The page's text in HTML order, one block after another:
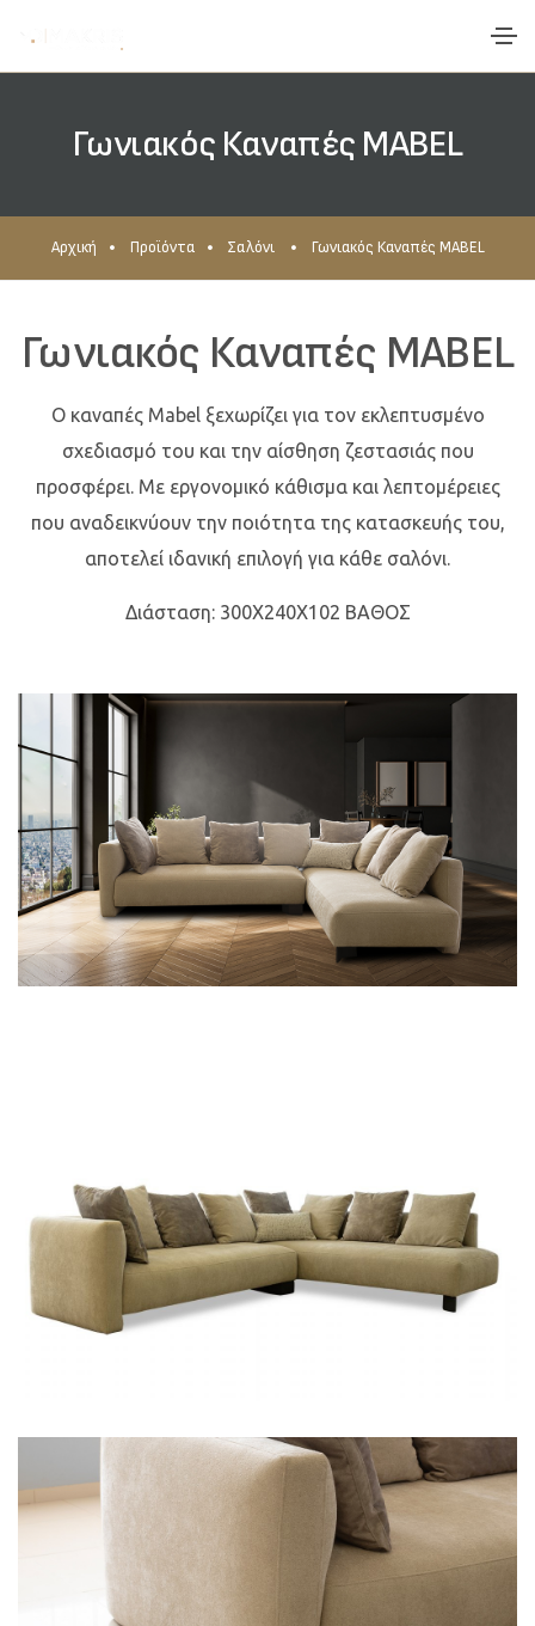
Γωνιακός Καναπές MABEL
Αρχική Προϊόντα Σαλόνι Γωνιακός Καναπές MABEL
Γωνιακός Καναπές MABEL
Ο καναπές Mabelξεχωρίζει για τον εκλεπτυσμένο
σχεδιασμό του και την αίσθηση ζεστασιάς που
προσφέρει. Με εργονομικό κάθισμα και λεπτομέρειες
που αναδεικνύουν την ποιότητα της κατασκευής του,
αποτελεί ιδανική επιλογή για κάθε σαλόνι.
Διάσταση: 300Χ240Χ102 ΒΑΘΟΣ